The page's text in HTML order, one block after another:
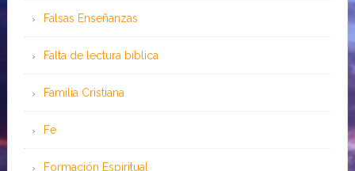
Falsas Enseñanzas
Falta de lectura bíblica
Familia Cristiana
Fe
Formación Espiritual